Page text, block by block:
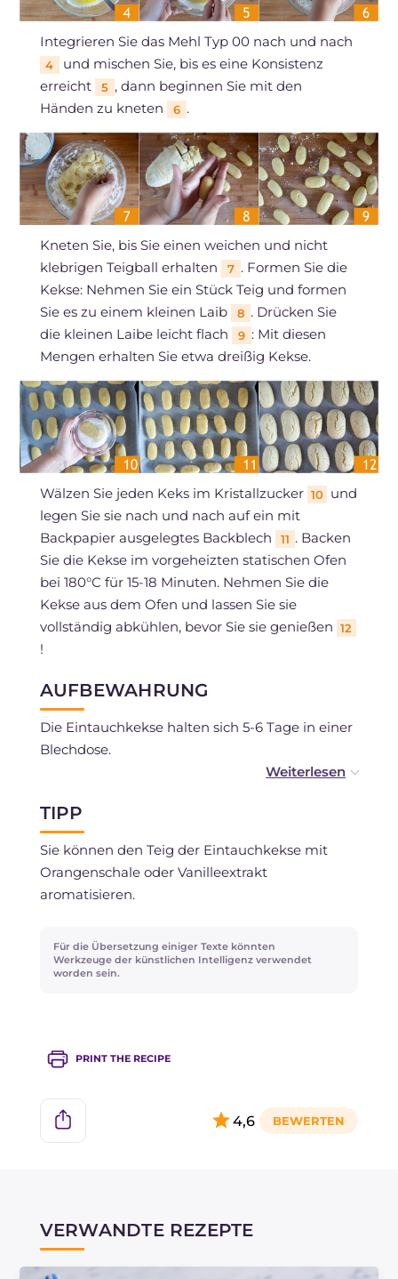
Integrieren Sie das Mehl Typ 00 nach und nach
4
und mischen Sie, bis es eine Konsistenz
erreicht
5 , dann beginnen Sie mit den
Händen zu kneten
6 .
Kneten Sie, bis Sie einen weichen und nicht
klebrigen Teigball erhalten
7 . Formen Sie die
Kekse: Nehmen Sie ein Stück Teig und formen
Sie es zu einem kleinen Laib
8 . Drücken Sie
die kleinen Laibe leicht flach
9 : Mit diesen
Mengen erhalten Sie etwa dreißig Kekse.
Wälzen Sie jeden Keks im Kristallzucker 10 und
legen Sie sie nach und nach auf ein mit
Backpapier ausgelegtes Backblech
11 . Backen
Sie die Kekse im vorgeheizten statischen Ofen
bei 180°C für 15-18 Minuten. Nehmen Sie die
Kekse aus dem Ofen und lassen Sie sie
vollständig abkühlen, bevor Sie sie genießen 12
!
AUFBEWAHRUNG
Die Eintauchkekse halten sich 5-6 Tage in einer
Blechdose.
einfrieren.
TIPP
Sie können den Teig der Eintauchkekse mit
Orangenschale oder Vanilleextrakt
aromatisieren.
Für die Übersetzung einiger Texte könnten
Werkzeuge der künstlichen Intelligenz verwendet
worden sein.
PRINT THE RECIPE
4,6
VERWANDTE REZEPTE